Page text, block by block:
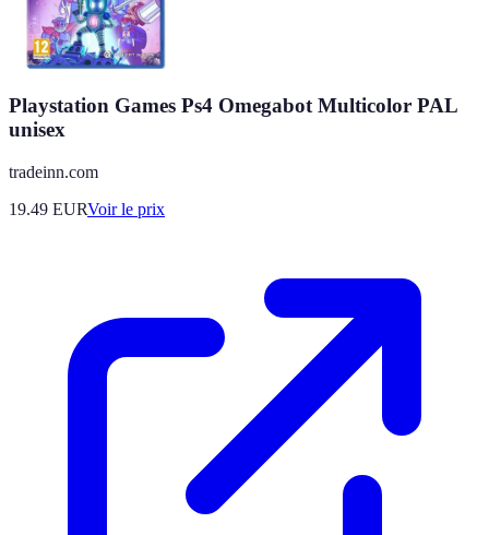
Playstation Games Ps4 Omegabot Multicolor PAL
unisex
tradeinn.com
19.49 EURVoir le prix